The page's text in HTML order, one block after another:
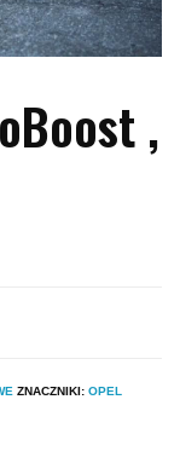
,
ZNACZNIKI: OPEL